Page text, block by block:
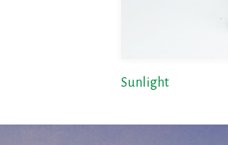
Sunlight